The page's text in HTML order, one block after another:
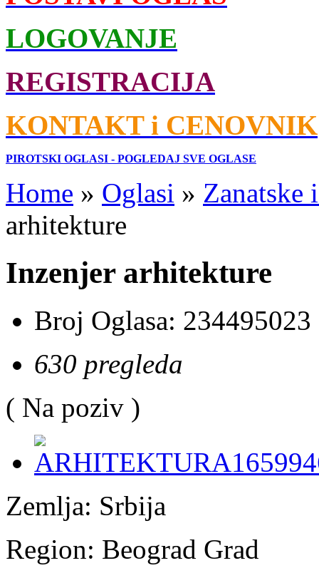
LOGOVANJE
REGISTRACIJA
KONTAKT i CENOVNIK
PIROTSKI OGLASI - POGLEDAJ SVE OGLASE
Home » Oglasi » Zanatske
arhitekture
Inzenjer arhitekture
Broj Oglasa: 234495023
630 pregleda
( Na poziv )
Zemlja: Srbija
Region: Beograd Grad